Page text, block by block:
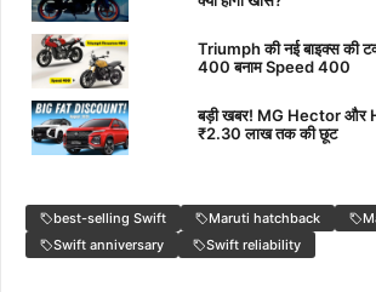
Triumph की नई बाइक्स की
400 बनाम Speed 400
बड़ी खबर! MG Hector और
₹2.30 लाख तक की छूट
best-selling Swift Maruti hatchback
Swift anniversary
Swift reliability